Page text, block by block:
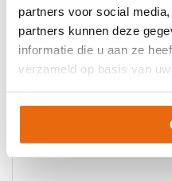
partners voor social
partners kunnen deze
informatie die u aan ze
verzameld op basis van
SALE!
Reusch Attrakt Freegel